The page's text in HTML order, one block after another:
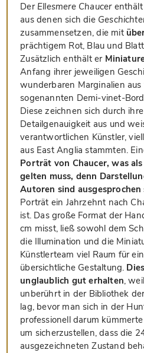
Der Ellesmere Chaucerenthält
aus denen sich die
zusammensetzen, die mit
prächtigem Rot, Blau und
Zusätzlich enthält er
Anfang ihrer jeweiligen
wunderbaren Marginalien
sogenannten Demi-vinet-
Diese zeichnen sich durch
Detailgenauigkeit aus und
verantwortlichen Künstler,
aus East Anglia stammten.
Porträt von Chaucer, was
gelten muss, denn
Autoren sind ausgesprochen
Porträt ein Jahrzehnt nach
ist. Das große Format der
cm misst, ließ sowohl dem
die Illumination und die
Künstlerteam viel Raum für
übersichtliche Gestaltung.
unglaublich gut erhalten,
unberührt in der Bibliothek
lag, bevor man sich in der
professionell darum
um sicherzustellen, dass die
ausgezeichneten Zustand